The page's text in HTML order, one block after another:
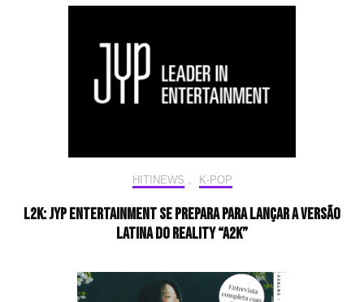
HIT!NEWS K-POP
L2K: JYP Entertainment se prepara para lançar a versão
latina do reality “A2K”